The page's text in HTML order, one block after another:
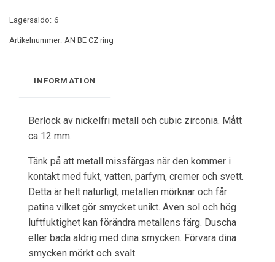
Lagersaldo: 6
Artikelnummer: AN BE CZ ring
INFORMATION
Berlock av nickelfri metall och cubic zirconia. Mått
ca 12 mm.
Tänk på att metall missfärgas när den kommer i
kontakt med fukt, vatten, parfym, cremer och svett.
Detta är helt naturligt, metallen mörknar och får
patina vilket gör smycket unikt. Även sol och hög
luftfuktighet kan förändra metallens färg. Duscha
eller bada aldrig med dina smycken. Förvara dina
smycken mörkt och svalt.